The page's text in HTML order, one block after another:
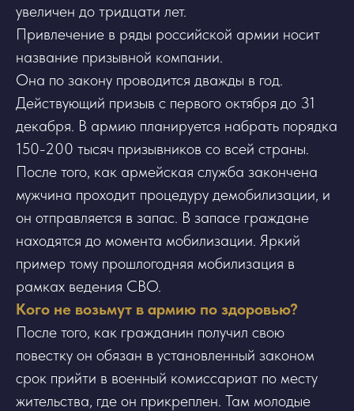
увеличен до тридцати лет.
Привлечение в ряды российской армии носит
название призывной компании.
Она по закону проводится дважды в год.
Действующий призыв с первого октября до 31
декабря. В армию планируется набрать порядка
150-200 тысяч призывников со всей страны.
После того, как армейская служба закончена
мужчина проходит процедуру демобилизации, и
он отправляется в запас. В запасе граждане
находятся до момента мобилизации. Яркий
пример тому прошлогодняя мобилизация в
рамках ведения СВО.
Кого не возьмут в армию по здоровью?
После того, как гражданин получил свою
повестку он обязан в установленный законом
срок прийти в военный комиссариат по месту
жительства, где он прикреплен. Там молодые